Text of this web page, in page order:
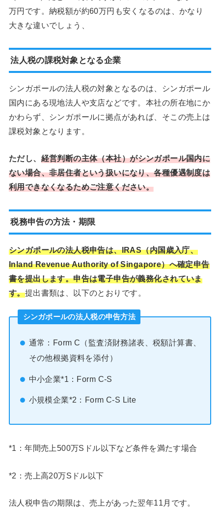
万円です。納税額が約60万円も安くなるのは、かなり
大きな違いでしょう、
法人税の課税対象となる企業
シンガポールの法人税の対象となるのは、シンガポール
国内にある現地法人や支店などです。本社の所在地にか
かわらず、シンガポールに拠点があれば、そこの売上は
課税対象となります。
ただし、 経営判断の主体（本社）がシンガポール国内に
ない場合、非居住者という扱いになり、各種優遇制度は
利用できなくなるためご注意ください。
税務申告の方法・期限
シンガポールの法人税申告は、IRAS（内国歳入庁、
Inland Revenue Authority of Singapore）へ確定申告
書を提出します。申告は電子申告が義務化されていま
す。提出書類は、以下のとおりです。
シンガポールの法人税の申告方法
通常：Form C（監査済財務諸表、税額計算書、
その他根拠資料を添付）
中小企業*1：Form C-S
小規模企業*2：Form C-S Lite
*1：年間売上500万Sドル以下など条件を満たす場合
*2：売上高20万Sドル以下
法人税申告の期限は、売上があった翌年11月です。